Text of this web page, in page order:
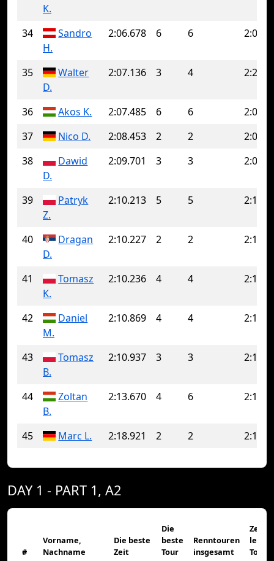
K.
34
Sandro
H.
2:06.678 6 6
35
Walter
D.
2:07.136 3 4
36 Akos K. 2:07.485 6 6
37
Nico D. 2:08.453 2 2
38
Dawid
D.
2:09.701 3 3
39
Patryk
Z.
2:10.213 5 5
40
Dragan
D.
2:10.227 2 2
41
Tomasz
K.
2:10.236 4 4
42
Daniel
M.
2:10.869 4 4
43
Tomasz
B.
2:10.937 3 3
44
Zoltan
B.
2:13.670 4 6
45 Marc L. 2:18.921 2 2
DAY 1 - PART 1, A2
#
Vorname,
Nachname
Die beste
Zeit
Die
beste
Tour
Renntouren
insgesamt
Zeit
Tour